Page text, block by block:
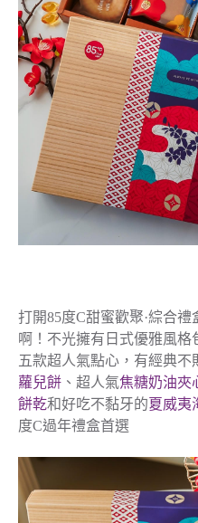
打開85度C甜蜜歡聚·綜合
啊！不光擁有日式優雅風
五款超人氣點心，有經典不
蘿兒餅 、超人氣焦糖奶油夾
餅乾和好吃不黏牙的夏威夷
度C過年禮盒首選